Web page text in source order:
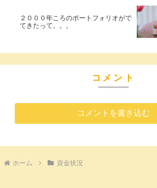
２０００年ころのポートフォリオがで
てきたって。。。
コメント
コメントを書き込む
ホーム 資金状況